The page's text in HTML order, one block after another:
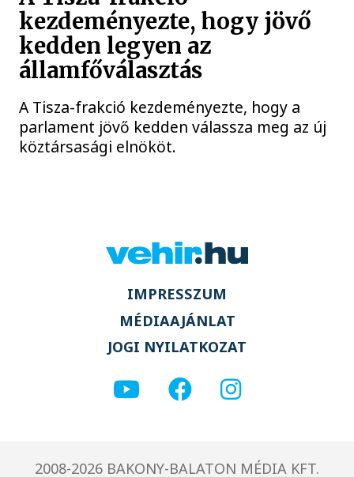
kezdeményezte, hogy jövő
kedden legyen az
államfőválasztás
A Tisza-frakció kezdeményezte, hogy a
parlament jövő kedden válassza meg az új
köztársasági elnököt.
IMPRESSZUM
MÉDIAAJÁNLAT
JOGI NYILATKOZAT
2008-2026 BAKONY-BALATON MÉDIA KFT.